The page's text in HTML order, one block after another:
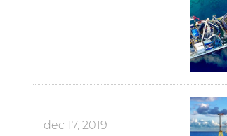
dec 17, 2019